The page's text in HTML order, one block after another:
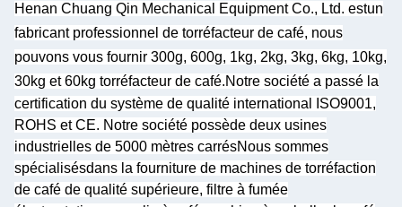
Henan Chuang Qin Mechanical Equipment Co., Ltd. estun
fabricant professionnel de torréfacteur de café, nous
pouvons vous fournir 300g, 600g, 1kg, 2kg, 3kg, 6kg, 10kg,
30kg et 60kg torréfacteur de café.Notre société a passé la
certification du système de qualité international ISO9001,
ROHS et CE. Notre société possède deux usines
industrielles de 5000 mètres carrésNous sommes
spécialisésdans la fourniture de machines de torréfaction
de café de qualité supérieure, filtre à fumée